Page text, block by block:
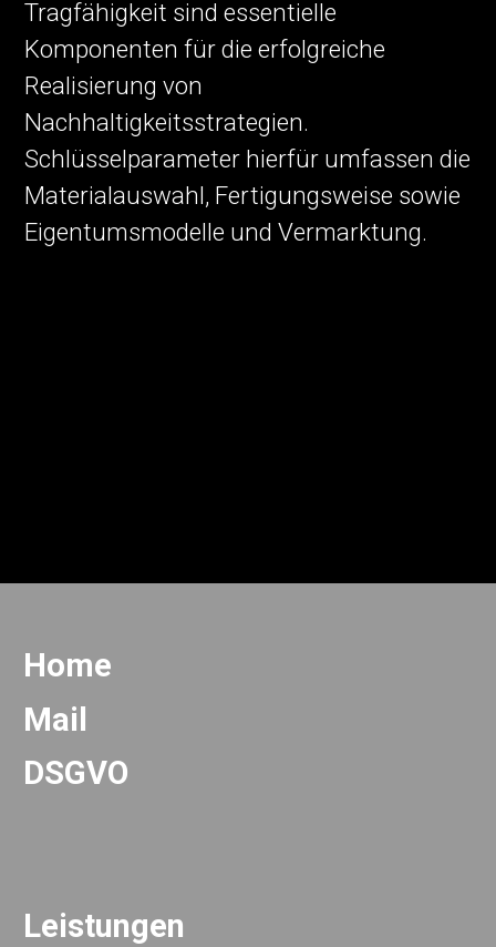
Tragfähigkeit sind essentielle
Komponenten für die erfolgreiche
Realisierung von
Nachhaltigkeitsstrategien.
Schlüsselparameter hierfür umfassen die
Materialauswahl, Fertigungsweise sowie
Eigentumsmodelle und Vermarktung.
Home
Mail
DSGVO
Leistungen